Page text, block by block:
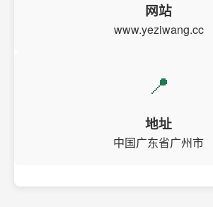
网站
www.yeziwang.cc
📍
地址
中国广东省广州市